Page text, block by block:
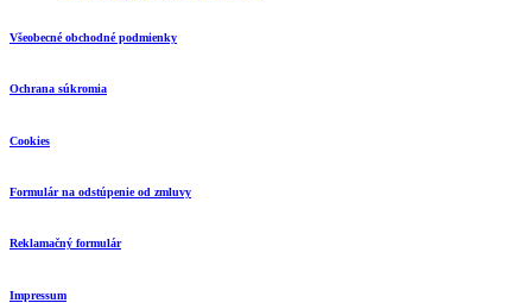
Všeobecné obchodné podmienky
Ochrana súkromia
Cookies
Formulár na odstúpenie od zmluvy
Reklamačný formulár
Impressum